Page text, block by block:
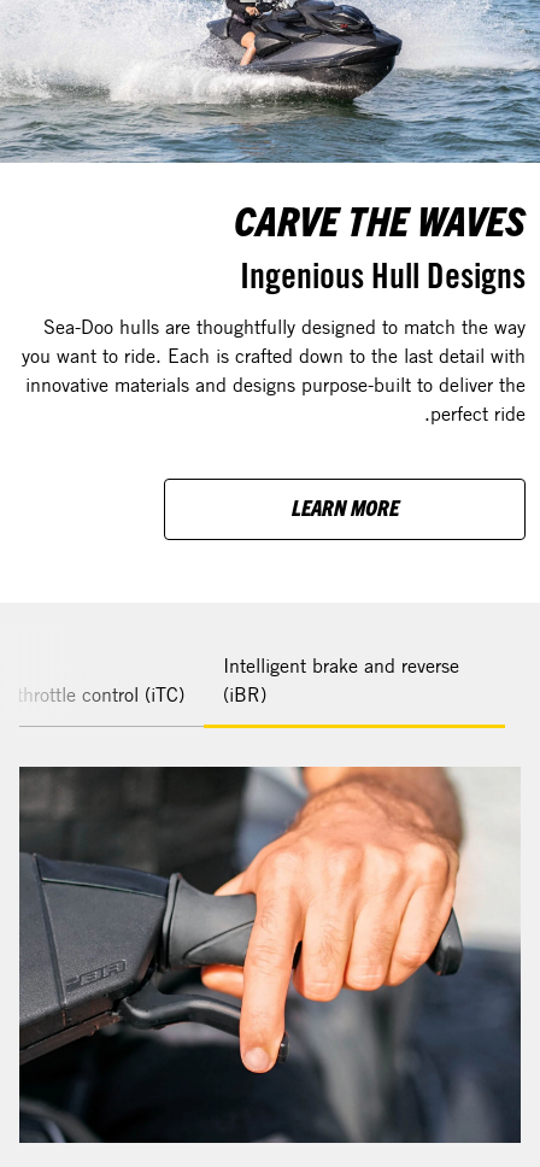
CARVE THE WAVES
Ingenious Hull Designs
Sea-Doo hulls are thoughtfully designed to match the way
you want to ride. Each is crafted down to the last detail with
innovative materials and designs purpose-built to deliver the
perfect ride.
LEARN MORE
Intelligent brake and reverse
(iBR)
throttle control (iTC)